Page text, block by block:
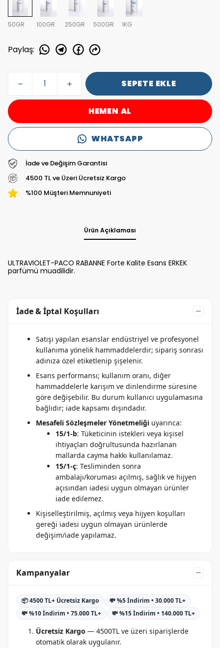
50GR 100GR 250GR 500GR 1KG
Paylaş:
SEPETE EKLE
HEMEN AL
WHATSAPP
İade ve Değişim Garantisi
4500 TL ve Üzeri Ücretsiz Kargo
%100 Müşteri Memnuniyeti
Ürün Açıklaması
ULTRAVIOLET-PACO RABANNE Forte Kalite Esans ERKEK
parfümü muadilidir.
İade & İptal Koşulları
Satışı yapılan esanslar endüstriyel ve profesyonel
kullanıma yönelik hammaddelerdir; sipariş sonrası
adınıza özel etiketlenip şişelenir.
Esans performansı; kullanım oranı, diğer
hammaddelerle karışım ve dinlendirme süresine
göre değişebilir. Bu durum kullanıcı uygulamasına
bağlıdır; iade kapsamı dışındadır.
Mesafeli Sözleşmeler Yönetmeliği uyarınca:
15/1-b: Tüketicinin istekleri veya kişisel
ihtiyaçları doğrultusunda hazırlanan
mallarda cayma hakkı kullanılamaz.
15/1-ç: Tesliminden sonra
ambalajı/koruması açılmış, sağlık ve hijyen
açısından iadesi uygun olmayan ürünler
iade edilemez.
Kişiselleştirilmiş, açılmış veya hijyen koşulları
gereği iadesi uygun olmayan ürünlerde
değişim/iade yapılamaz.
Kampanyalar
📦 4500 TL+ Ücretsiz Kargo
💸 %5 İndirim • 30.000 TL+
💸 %10 İndirim • 75.000 TL+
💸 %15 İndirim • 140.000 TL+
Ücretsiz Kargo — 4500TL ve üzeri siparişlerde
otomatik olarak uygulanır.